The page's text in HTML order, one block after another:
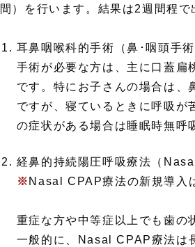
間）を行います。結果は2週間程
耳鼻咽喉科的手術（鼻･咽頭手術
手術が必要な方は、主に口蓋扁
です。特にお子さんの場合は、
ですが、寝ているときに呼吸が
の症状がある場合は睡眠時無呼
経鼻的持続陽圧呼吸療法（
※ Nasal CPAP療法の新規導入
重症な方や中等症以上でも歯の
一般的に、Nasal CPAP療法は